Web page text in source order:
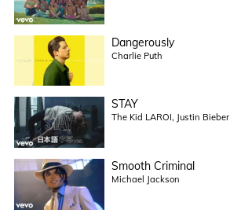
Dangerously
Charlie Puth
STAY
The Kid LAROI, Justin Bieber
Smooth Criminal
Michael Jackson